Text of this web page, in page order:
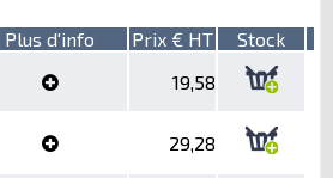
Plus d'info Prix € HT
Stock
19,58
29,28